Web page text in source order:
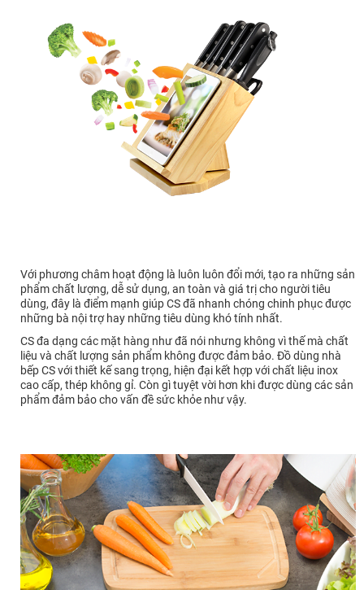
Với phương châm hoạt động là luôn luôn đổi mới, tạo ra những sản
phẩm chất lượng, dễ sử dụng, an toàn và giá trị cho người tiêu
dùng, đây là điểm mạnh giúp CS đã nhanh chóng chinh phục được
những bà nội trợ hay những tiêu dùng khó tính nhất.
CS đa dạng các mặt hàng như đã nói nhưng không vì thế mà chất
liệu và chất lượng sản phẩm không được đảm bảo. Đồ dùng nhà
bếp CS với thiết kế sang trọng, hiện đại kết hợp với chất liệu inox
cao cấp, thép không gỉ. Còn gì tuyệt vời hơn khi được dùng các sản
phẩm đảm bảo cho vấn đề sức khỏe như vậy.